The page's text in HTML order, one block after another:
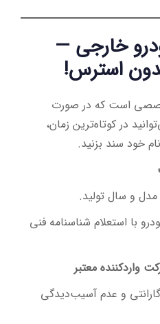
خارجی —
استرس!
است که در صورت
در کوتاه‌ترین زمان،
خود سند بزنید.
و سال تولید.
با استعلام شناسنامه فنی
واردکننده معتبر
و عدم آسیب‌دیدگی